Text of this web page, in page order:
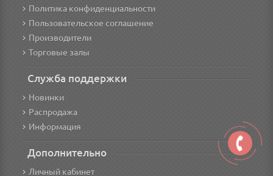
Политика конфиденциальности
Пользовательское соглашение
Производители
Торговые залы
Служба поддержки
Новинки
Распродажа
Информация
Дополнительно
Личный кабинет